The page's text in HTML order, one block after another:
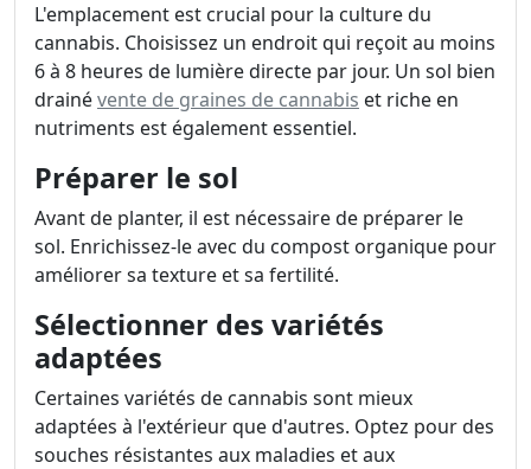
L'emplacement est crucial pour la culture du
cannabis. Choisissez un endroit qui reçoit au moins
6 à 8 heures de lumière directe par jour. Un sol bien
drainévente de graines de cannabis et riche en
nutriments est également essentiel.
Préparer le sol
Avant de planter, il est nécessaire de préparer le
sol. Enrichissez-le avec du compost organique pour
améliorer sa texture et sa fertilité.
Sélectionner des variétés
adaptées
Certaines variétés de cannabis sont mieux
adaptées à l'extérieur que d'autres. Optez pour des
souches résistantes aux maladies et aux